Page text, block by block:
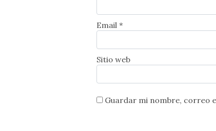
Email *
Sitio web
Guardar mi nombre, correo